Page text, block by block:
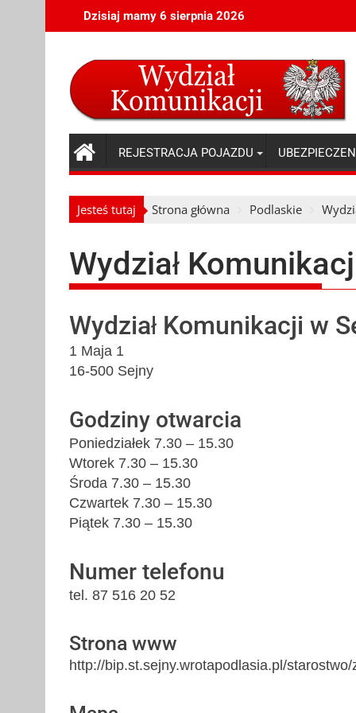
to
Dzisiaj mamy 6 sierpnia 2026
REJESTRACJA POJAZDU
Jesteś tutaj Strona główna Podlaskie
Wydział
Wydział Komunikacji w
1 Maja 1
16-500 Sejny
Godziny otwarcia
Poniedziałek 7.30 – 15.30
Wtorek 7.30 – 15.30
Środa 7.30 – 15.30
Czwartek 7.30 – 15.30
Piątek 7.30 – 15.30
Numer telefonu
tel. 87 516 20 52
Strona www
http://bip.st.sejny.wrotapodlasia.pl/